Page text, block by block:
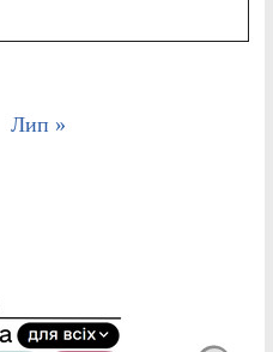
Лип »